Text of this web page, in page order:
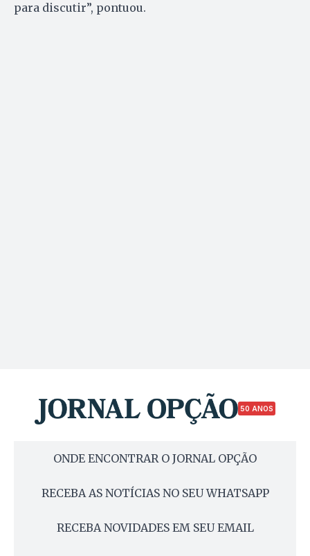
para discutir”, pontuou.
50 ANOS
ONDE ENCONTRAR O JORNAL OPÇÃO
RECEBA AS NOTÍCIAS NO SEU WHATSAPP
RECEBA NOVIDADES EM SEU EMAIL